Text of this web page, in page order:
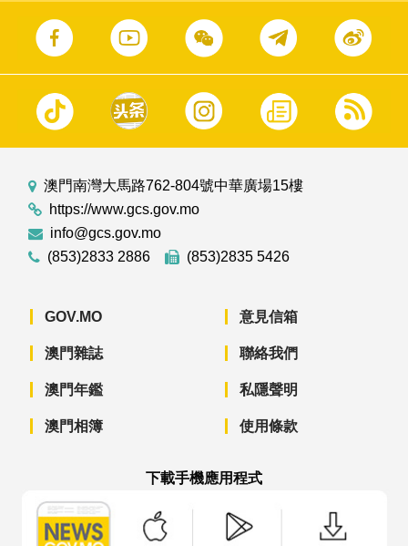
澳門南灣大馬路762-804號中華廣場15樓
https://www.gcs.gov.mo
info@gcs.gov.mo
(853)2833 2886
(853)2835 5426
GOV.MO
澳門雜誌
澳門年鑑
澳門相簿
意見信箱
聯絡我們
私隱聲明
使用條款
下載手機應用程式